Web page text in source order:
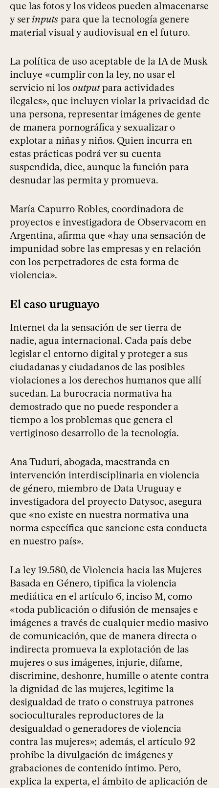
que las fotos y los videos pueden almacenarse
y serinputs para que la tecnología genere
material visual y audiovisual en el futuro.
La política de uso aceptable de la IA de Musk
incluye «cumplir con la ley, no usar el
servicio ni los outputpara actividades
ilegales», que incluyen violar la privacidad de
una persona, representar imágenes de gente
de manera pornográfica y sexualizar o
explotar a niñas y niños. Quien incurra en
estas prácticas podrá ver su cuenta
suspendida, dice, aunque la función para
desnudar las permita y promueva.
María Capurro Robles, coordinadora de
proyectos e investigadora de Observacom en
Argentina, afirma que «hay una sensación de
impunidad sobre las empresas y en relación
con los perpetradores de esta forma de
violencia».
El caso uruguayo
Internet da la sensación de ser tierra de
nadie, agua internacional. Cada país debe
legislar el entorno digital y proteger a sus
ciudadanas y ciudadanos de las posibles
violaciones a los derechos humanos que allí
sucedan. La burocracia normativa ha
demostrado que no puede responder a
tiempo a los problemas que genera el
vertiginoso desarrollo de la tecnología.
Ana Tuduri, abogada, maestranda en
intervención interdisciplinaria en violencia
de género, miembro de Data Uruguay e
investigadora del proyecto Datysoc, asegura
que «no existe en nuestra normativa una
norma específica que sancione esta conducta
en nuestro país».
La ley 19.580, de Violencia hacia las Mujeres
Basada en Género, tipifica la violencia
mediática en el artículo 6, inciso M, como
«toda publicación o difusión de mensajes e
imágenes a través de cualquier medio masivo
de comunicación, que de manera directa o
indirecta promueva la explotación de las
mujeres o sus imágenes, injurie, difame,
discrimine, deshonre, humille o atente contra
la dignidad de las mujeres, legitime la
desigualdad de trato o construya patrones
socioculturales reproductores de la
desigualdad o generadores de violencia
contra las mujeres»; además, el artículo 92
prohíbe la divulgación de imágenes y
grabaciones de contenido íntimo. Pero,
explica la experta, el ámbito de aplicación de